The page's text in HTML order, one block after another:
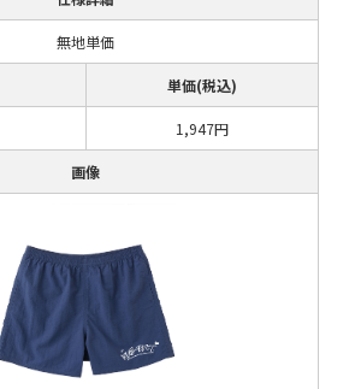
無地単価
単価(税込)
1,947円
画像